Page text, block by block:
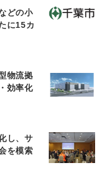
どの小
に15カ
物流拠
効率化
し、サ
を模索